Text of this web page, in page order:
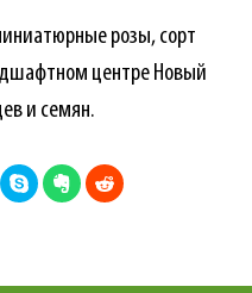
розы, сорт
центре Новый
и семян.